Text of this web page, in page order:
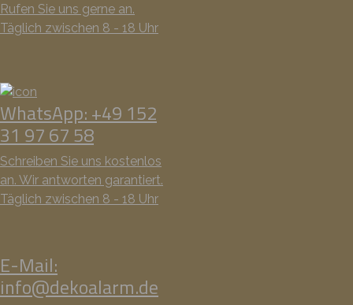
Rufen Sie uns gerne an.
Täglich zwischen 8 - 18 Uhr
WhatsApp: +49 152
31 97 67 58
Schreiben Sie uns kostenlos
an. Wir antworten garantiert.
Täglich zwischen 8 - 18 Uhr
E-Mail:
info@dekoalarm.de